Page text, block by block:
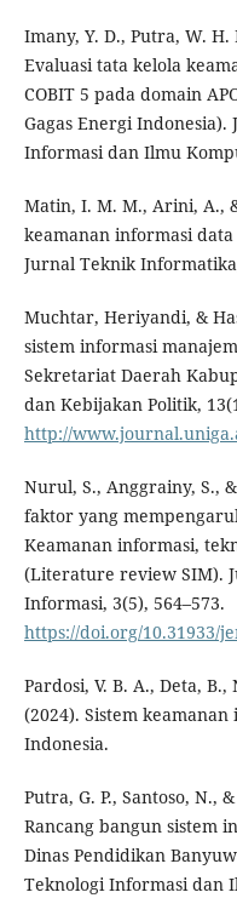
Imany, Y. D., Putra, W.
Evaluasi tata kelola
COBIT 5 pada domain
Gagas Energi
Informasi dan Ilmu
Matin, I. M. M., Arini, A.,
keamanan informasi
Jurnal Teknik
Muchtar, Heriyandi, &
sistem informasi
Sekretariat Daerah
dan Kebijakan Politik,
http://
Nurul, S., Anggrainy, S.,
faktor yang
Keamanan informasi,
(Literature review SIM).
Informasi, 3(5), 564–573.
https://doi.org/10.31933/
Pardosi, V. B. A., Deta,
(2024). Sistem
Indonesia.
Putra, G. P., Santoso, N.,
Rancang bangun sistem
Dinas Pendidikan
Teknologi Informasi dan